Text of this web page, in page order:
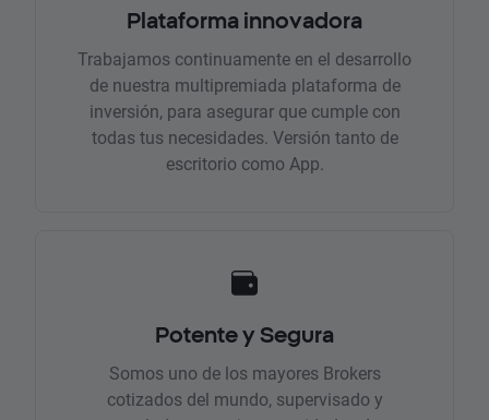
Plataforma innovadora
Trabajamos continuamente en el desarrollo
de nuestra multipremiada plataforma de
inversión, para asegurar que cumple con
todas tus necesidades. Versión tanto de
escritorio como App.
Potente y Segura
Somos uno de los mayores Brokers
cotizados del mundo, supervisado y